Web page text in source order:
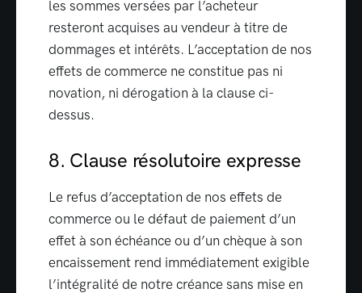
les sommes versées par l’acheteur
resteront acquises au vendeur à titre de
dommages et intérêts. L’acceptation de nos
effets de commerce ne constitue pas ni
novation, ni dérogation à la clause ci-
dessus.
8. Clause résolutoire expresse
Le refus d’acceptation de nos effets de
commerce ou le défaut de paiement d’un
effet à son échéance ou d’un chèque à son
encaissement rend immédiatement exigible
l’intégralité de notre créance sans mise en